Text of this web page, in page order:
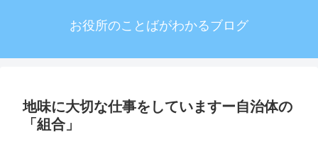
お役所のことばがわかるブログ
地味に大切な仕事をしていますー自治体の
「組合」